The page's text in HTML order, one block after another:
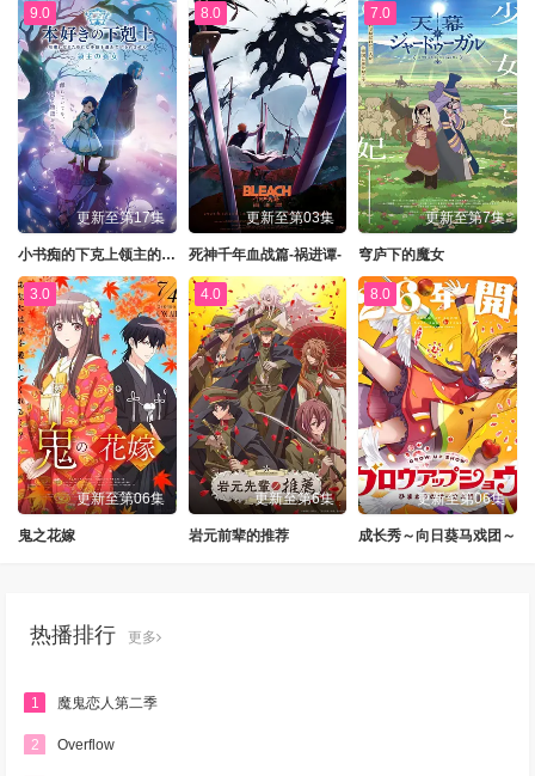
9.0
更新至第17集
小书痴的下克上领主的养女
8.0
更新至第03集
死神千年血战篇-祸进谭-
7.0
更新至第7集
穹庐下的魔女
3.0
更新至第06集
鬼之花嫁
4.0
更新至第6集
岩元前辈的推荐
8.0
更新至第06集
成长秀～向日葵马戏团～
热播排行 更多
1 魔鬼恋人第二季
2 Overflow